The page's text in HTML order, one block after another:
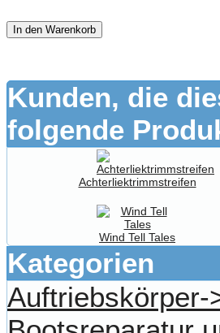
In den Warenkorb
Kunden, die
folgende
Achterliektrimmstreifen
Wind Tell Tales
Kategorien
Auftriebskörper-